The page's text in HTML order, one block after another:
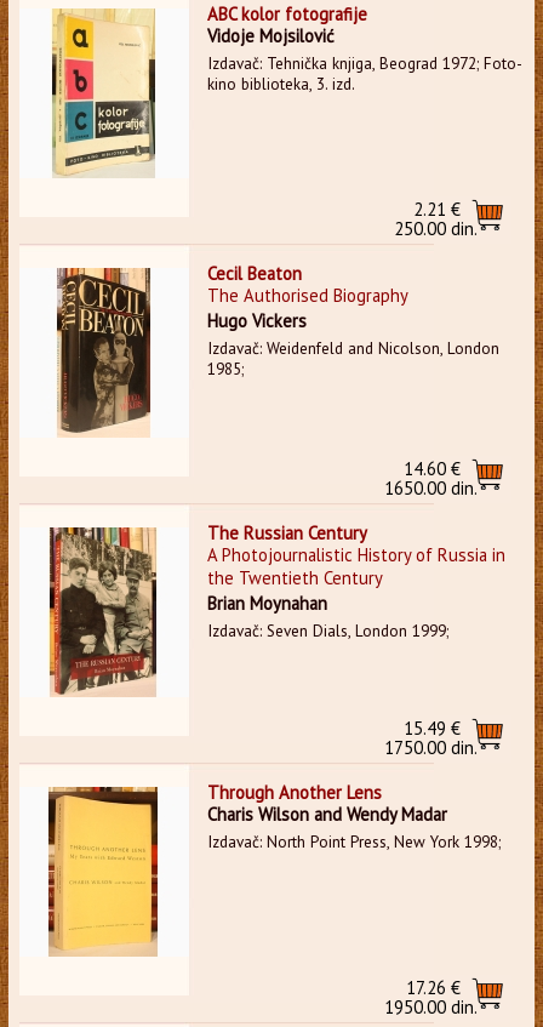
ABC kolor fotografije
Vidoje Mojsilović
Izdavač: Tehnička knjiga, Beograd 1972; Foto-
kino biblioteka, 3. izd.
2.21 €
250.00 din.
Cecil Beaton
The Authorised Biography
Hugo Vickers
Izdavač: Weidenfeld and Nicolson, London
1985;
14.60 €
1650.00 din.
The Russian Century
A Photojournalistic History of Russia in
the Twentieth Century
Brian Moynahan
Izdavač: Seven Dials, London 1999;
15.49 €
1750.00 din.
Through Another Lens
Charis Wilson and Wendy Madar
Izdavač: North Point Press, New York 1998;
17.26 €
1950.00 din.